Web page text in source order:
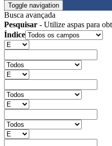
Toggle navigation
Busca avançada
Pesquisar - Utilize aspas para
Índice